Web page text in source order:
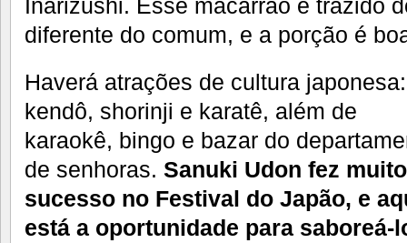
diferente do comum, e a porção é
Haverá atrações de cultura japonesa:
kendô, shorinji e karatê, além de
karaokê, bingo e bazar do
de senhoras. Sanuki Udon fez muito
sucesso no Festival do Japão, e
está a oportunidade para saboreá-